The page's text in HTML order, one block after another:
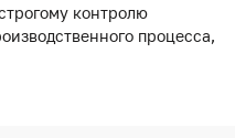
контролю
процесса,